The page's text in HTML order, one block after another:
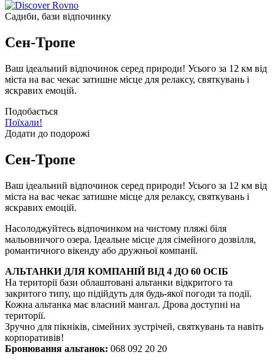
Садиби, бази відпочинку
Сен-Тропе
Ваш ідеальний відпочинок серед природи! Усього за 12 км від
міста на вас чекає затишне місце для релаксу, святкувань і
яскравих емоцій.
Подобається
Поїхали!
Додати до подорожі
Сен-Тропе
Ваш ідеальний відпочинок серед природи! Усього за 12 км від
міста на вас чекає затишне місце для релаксу, святкувань і
яскравих емоцій.
Насолоджуйтесь відпочинком на чистому пляжі біля
мальовничого озера. Ідеальне місце для сімейного дозвілля,
романтичного вікенду або дружньої компанії.
АЛЬТАНКИ ДЛЯ КОМПАНІЙ ВІД 4 ДО 60 ОСІБ
На території бази облаштовані альтанки відкритого та
закритого типу, що підійдуть для будь-якої погоди та події.
Кожна альтанка має власний мангал. Дрова доступні на
території.
Зручно для пікніків, сімейних зустрічей, святкувань та навіть
корпоративів!
Бронювання альтанок: 068 092 20 20